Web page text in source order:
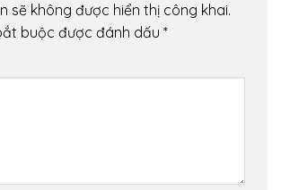
sẽ không được hiển thị công khai.
buộc được đánh dấu *